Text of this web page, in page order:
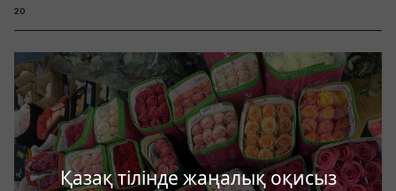
Қазақ тілінде жаңалық оқисыз
20